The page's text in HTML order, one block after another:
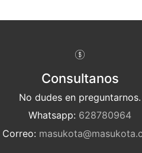
Consultanos
No dudes en preguntarnos.
Whatsapp: 628780964
Correo: